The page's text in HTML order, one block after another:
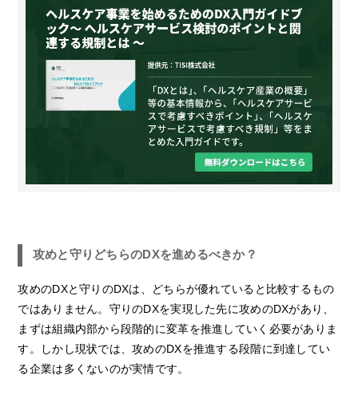
攻めと守りどちらのDXを進めるべきか？
攻めのDXと守りのDXは、どちらが優れていると比較するもの
ではありません。守りのDXを実現した先に攻めのDXがあり、
まずは組織内部から段階的に変革を推進していく必要がありま
す。しかし現状では、攻めのDXを推進する段階に到達してい
る企業は多くないのが実情です。